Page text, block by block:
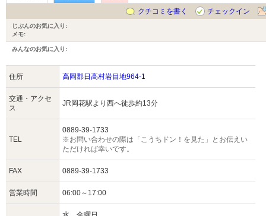
クチコミを書く
チェックイン
じぶんのお気に入り:
メモ:
みんなのお気に入り:
住所 高岡郡日高村岩目地964-1
交通・アクセ
ス
JR岡花駅より西へ徒歩約13分
TEL
0889-39-1733
※お問い合わせの際は「こうちドン！を見た」とお伝えい
ただければ幸いです。
FAX 0889-39-1733
営業時間 06:00～17:00